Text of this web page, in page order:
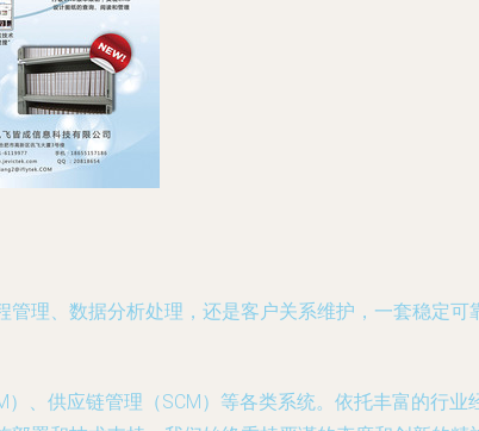
理、数据分析处理，还是客户关系维护，一套稳定可
、供应链管理（SCM）等各类系统。依托丰富的行